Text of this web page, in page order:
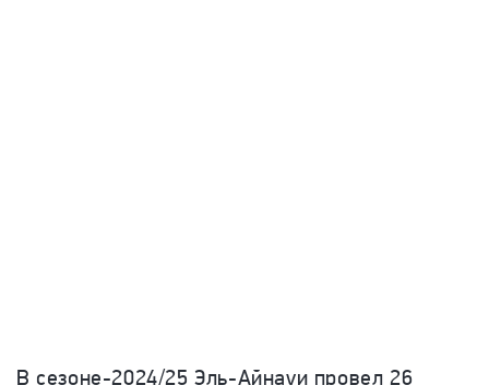
В сезоне-2024/25 Эль-Айнауи провел 26